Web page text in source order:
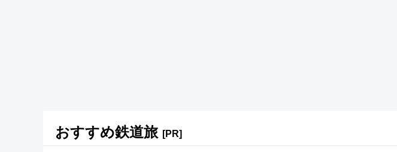
おすすめ鉄道旅 [PR]